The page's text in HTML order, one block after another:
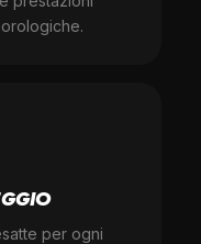
per ogni